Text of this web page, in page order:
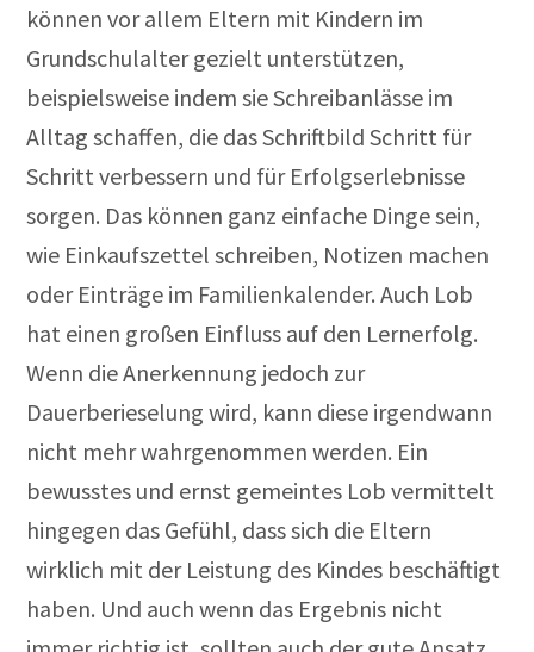
können vor allem Eltern mit Kindern im
Grundschulalter gezielt unterstützen,
beispielsweise indem sie Schreibanlässe im
Alltag schaffen, die das Schriftbild Schritt für
Schritt verbessern und für Erfolgserlebnisse
sorgen. Das können ganz einfache Dinge sein,
wie Einkaufszettel schreiben, Notizen machen
oder Einträge im Familienkalender. Auch Lob
hat einen großen Einfluss auf den Lernerfolg.
Wenn die Anerkennung jedoch zur
Dauerberieselung wird, kann diese irgendwann
nicht mehr wahrgenommen werden. Ein
bewusstes und ernst gemeintes Lob vermittelt
hingegen das Gefühl, dass sich die Eltern
wirklich mit der Leistung des Kindes beschäftigt
haben. Und auch wenn das Ergebnis nicht